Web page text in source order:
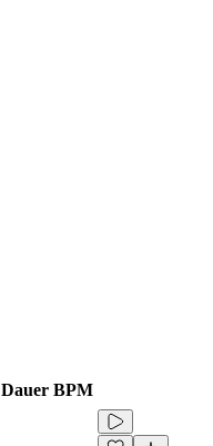
Dauer BPM